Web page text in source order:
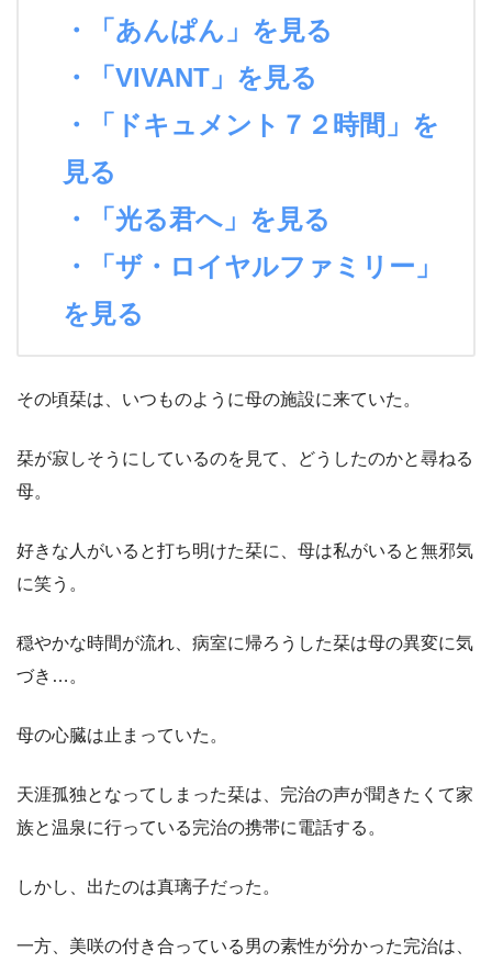
・「あんぱん」を見る
・「VIVANT」を見る
・「ドキュメント７２時間」を
見る
・「光る君へ」を見る
・「ザ・ロイヤルファミリー」
を見る
その頃栞は、いつものように母の施設に来ていた。
栞が寂しそうにしているのを見て、どうしたのかと尋ねる
母。
好きな人がいると打ち明けた栞に、母は私がいると無邪気
に笑う。
穏やかな時間が流れ、病室に帰ろうした栞は母の異変に気
づき…。
母の心臓は止まっていた。
天涯孤独となってしまった栞は、完治の声が聞きたくて家
族と温泉に行っている完治の携帯に電話する。
しかし、出たのは真璃子だった。
一方、美咲の付き合っている男の素性が分かった完治は、